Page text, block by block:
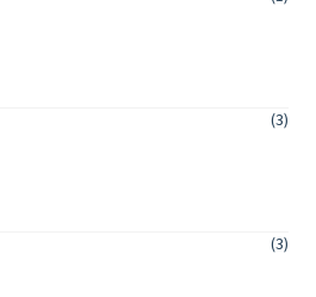
(3)
(3)